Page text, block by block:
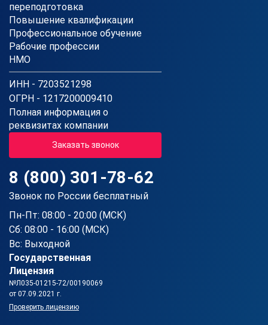
переподготовка
Повышение квалификации
Профессиональное обучение
Рабочие профессии
НМО
ИНН - 7203521298
ОГРН - 1217200009410
Полная информация о
реквизитах компании
Заказать звонок
8 (800) 301-78-62
Звонок по России бесплатный
Пн-Пт: 08:00 - 20:00 (МСК)
Сб: 08:00 - 16:00 (МСК)
Вс: Выходной
Государственная
Лицензия
№Л035-01215-72/00190069
от 07.09.2021 г.
Проверить лицензию